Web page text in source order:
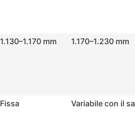
1.130–1.170 mm 1.170–1.230 mm
Fissa Variabile con il